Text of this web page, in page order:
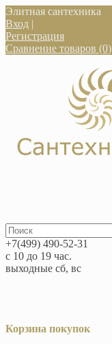
Элитная сантехника
Вход |
Регистрация
Сравнение товаров (0)
+7(499) 490-52-31
с 10 до 19 час.
выходные сб, вс
Корзина покупок